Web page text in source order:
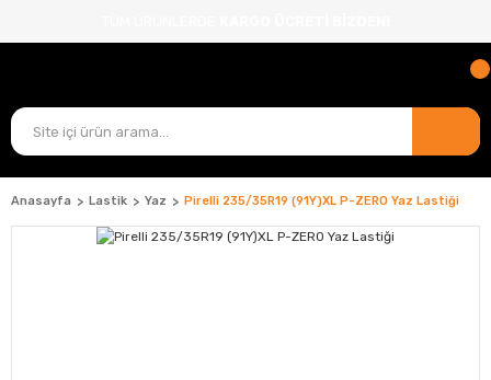
Anasayfa Lastik Yaz Pirelli 235/35R19 (91Y)XL P-ZERO Yaz Lastiği